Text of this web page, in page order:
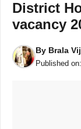
District
vacancy
By Brala
Published on: